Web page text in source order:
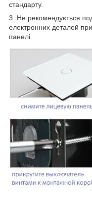
стандарту.
3. Не рекомендується
електронних деталей
панелі